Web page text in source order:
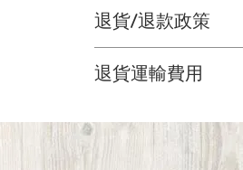
子結合在一起。黑豆提
松子則有助提升身體能
帶給您更全面的健康！
不添加防腐劑及人工色素
退貨/退款政策
因未能對商品百分百滿
商品的原有包裝及請保留
退貨運輸費用